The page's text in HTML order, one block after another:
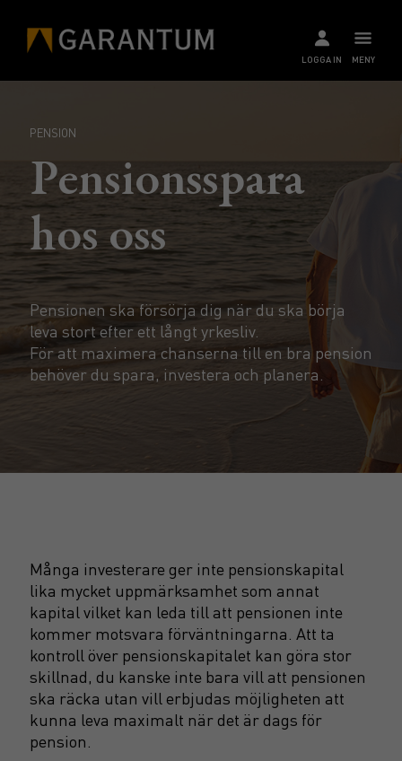
MENY
LOGGA IN
PENSION
Pensionsspara
hos oss
Pensionen ska försörja dig när du ska börja
leva stort efter ett långt yrkesliv.
För att maximera chanserna till en bra pension
behöver du spara, investera och planera.
Många investerare ger inte pensionskapital
lika mycket uppmärksamhet som annat
kapital vilket kan leda till att pensionen inte
kommer motsvara förväntningarna. Att ta
kontroll över pensionskapitalet kan göra stor
skillnad, du kanske inte bara vill att pensionen
ska räcka utan vill erbjudas möjligheten att
kunna leva maximalt när det är dags för
pension.